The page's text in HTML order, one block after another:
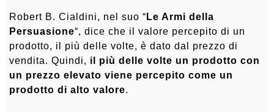
Robert B. Cialdini, nel suo “ Le Armi della
Persuasione“, dice che il valore percepito di un
prodotto, il più delle volte, è dato dal prezzo di
vendita. Quindi, il più delle volte un prodotto con
un prezzo elevato viene percepito come un
prodotto di alto valore.